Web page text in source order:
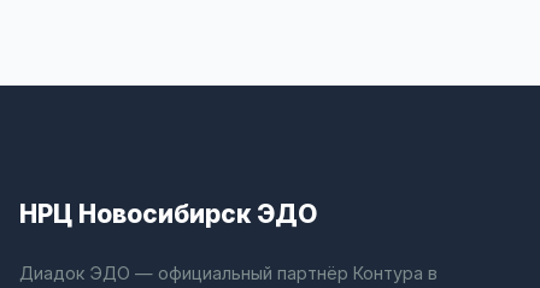
НРЦ Новосибирск ЭДО
Диадок ЭДО — официальный партнёр Контура в